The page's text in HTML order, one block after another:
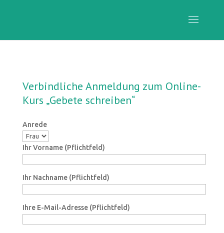
Verbindliche Anmeldung zum Online-
Kurs „Gebete schreiben“
Anrede
Ihr Vorname (Pflichtfeld)
Ihr Nachname (Pflichtfeld)
Ihre E-Mail-Adresse (Pflichtfeld)